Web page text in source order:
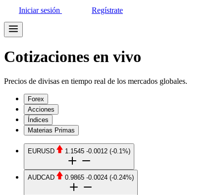
Iniciar sesión Regístrate
Cotizaciones en vivo
Precios de divisas en tiempo real de los mercados globales.
Forex
Acciones
Índices
Materias Primas
EURUSD 1.1545 -0.0012 (-0.1%)
Comprar $1.1545 Vender $1.1541
AUDCAD 0.9865 -0.0024 (-0.24%)